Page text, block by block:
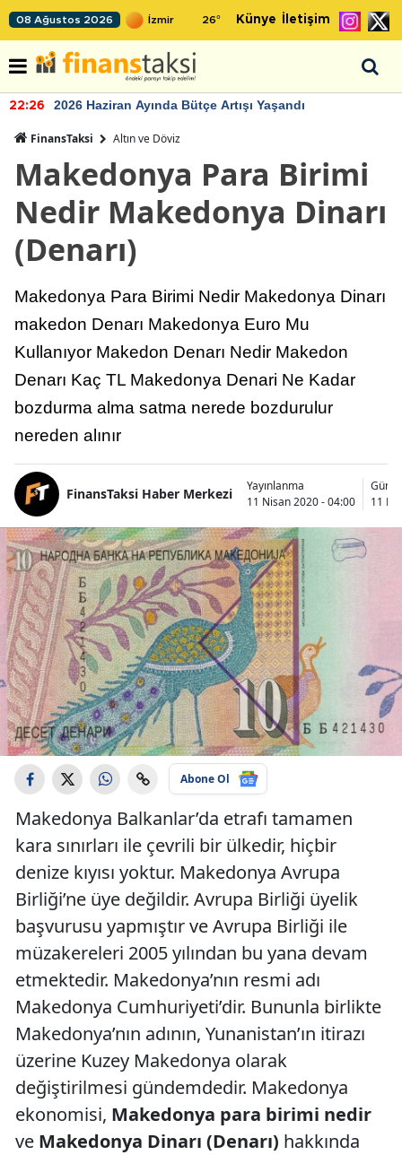
08 Ağustos 2026 26° Künye İletişim
22:26 2026 Haziran Ayında Bütçe Artışı Yaşandı
FinansTaksi Altın ve Döviz
Makedonya Para Birimi
Nedir Makedonya Dinarı
(Denarı)
Makedonya Para Birimi Nedir Makedonya Dinarı
makedon Denarı Makedonya Euro Mu
Kullanıyor Makedon Denarı Nedir Makedon
Denarı Kaç TL Makedonya Denari Ne Kadar
bozdurma alma satma nerede bozdurulur
nereden alınır
FinansTaksi Haber Merkezi
Yayınlanma
11 Nisan 2020 - 04:00
11
Abone Ol
Makedonya Balkanlar’da etrafı tamamen
kara sınırları ile çevrili bir ülkedir, hiçbir
denize kıyısı yoktur. Makedonya Avrupa
Birliği’ne üye değildir. Avrupa Birliği üyelik
başvurusu yapmıştır ve Avrupa Birliği ile
müzakereleri 2005 yılından bu yana devam
etmektedir. Makedonya’nın resmi adı
Makedonya Cumhuriyeti’dir. Bununla birlikte
Makedonya’nın adının, Yunanistan’ın itirazı
üzerine Kuzey Makedonya olarak
değiştirilmesi gündemdedir. Makedonya
ekonomisi, Makedonya para birimi nedir
ve Makedonya Dinarı (Denarı) hakkında